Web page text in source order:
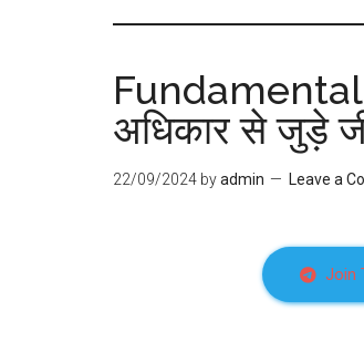
Fundamental
अधिकार से जुड़े
22/09/2024 byadmin Leave a
Join